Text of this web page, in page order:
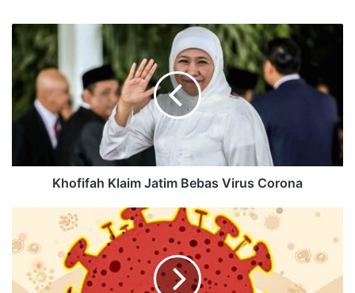
Khofifah Klaim Jatim Bebas Virus Corona